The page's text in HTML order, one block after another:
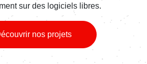
sur des logiciels libres.
nos projets